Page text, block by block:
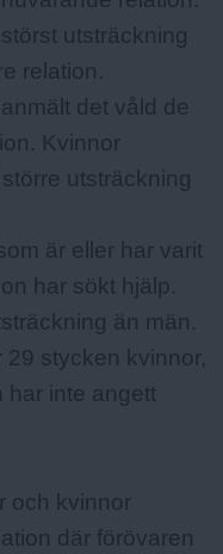
utsträckning
relation.
det våld de
Kvinnor
utsträckning
är eller har varit
har sökt hjälp.
än män.
stycken kvinnor,
har inte angett
och kvinnor
där förövaren